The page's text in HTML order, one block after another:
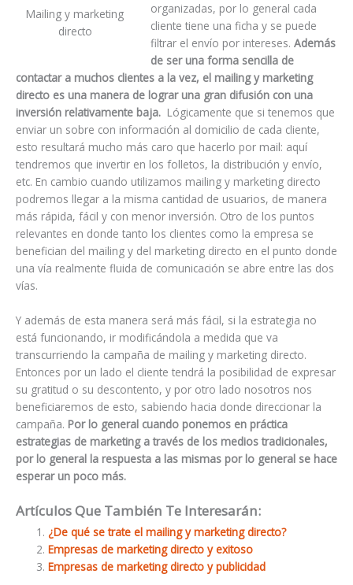
Mailing y marketing
directo
organizadas, por lo general cada
cliente tiene una ficha y se puede
filtrar el envío por intereses. Además
de ser una forma sencilla de
contactar a muchos clientes a la vez, el mailing y marketing
directo es una manera de lograr una gran difusión con una
inversión relativamente baja. Lógicamente que si tenemos que
enviar un sobre con información al domicilio de cada cliente,
esto resultará mucho más caro que hacerlo por mail: aquí
tendremos que invertir en los folletos, la distribución y envío,
etc. En cambio cuando utilizamos mailing y marketing directo
podremos llegar a la misma cantidad de usuarios, de manera
más rápida, fácil y con menor inversión. Otro de los puntos
relevantes en donde tanto los clientes como la empresa se
benefician del mailing y del marketing directo en el punto donde
una vía realmente fluida de comunicación se abre entre las dos
vías.
Y además de esta manera será más fácil, si la estrategia no
está funcionando, ir modificándola a medida que va
transcurriendo la campaña de mailing y marketing directo.
Entonces por un lado el cliente tendrá la posibilidad de expresar
su gratitud o su descontento, y por otro lado nosotros nos
beneficiaremos de esto, sabiendo hacia donde direccionar la
campaña. Por lo general cuando ponemos en práctica
estrategias de marketing a través de los medios tradicionales,
por lo general la respuesta a las mismas por lo general se hace
esperar un poco más.
Artículos Que También Te Interesarán:
¿De qué se trate el mailing y marketing directo?
Empresas de marketing directo y exitoso
Empresas de marketing directo y publicidad